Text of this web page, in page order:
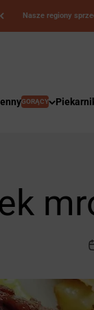
Nasze regiony
GORĄCY